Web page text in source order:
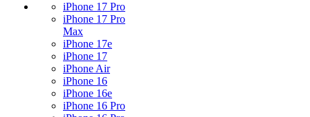
iPhone 17 Pro
iPhone 17 Pro
Max
iPhone 17e
iPhone 17
iPhone Air
iPhone 16
iPhone 16e
iPhone 16 Pro